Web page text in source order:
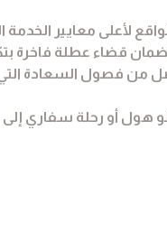
لأعلى معايير الخدمة
قضاء عطلة فاخرة
فصول السعادة التي
أو رحلة سفاري